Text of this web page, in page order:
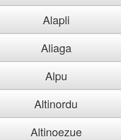
Alapli
Aliaga
Alpu
Altinordu
Altinoezue